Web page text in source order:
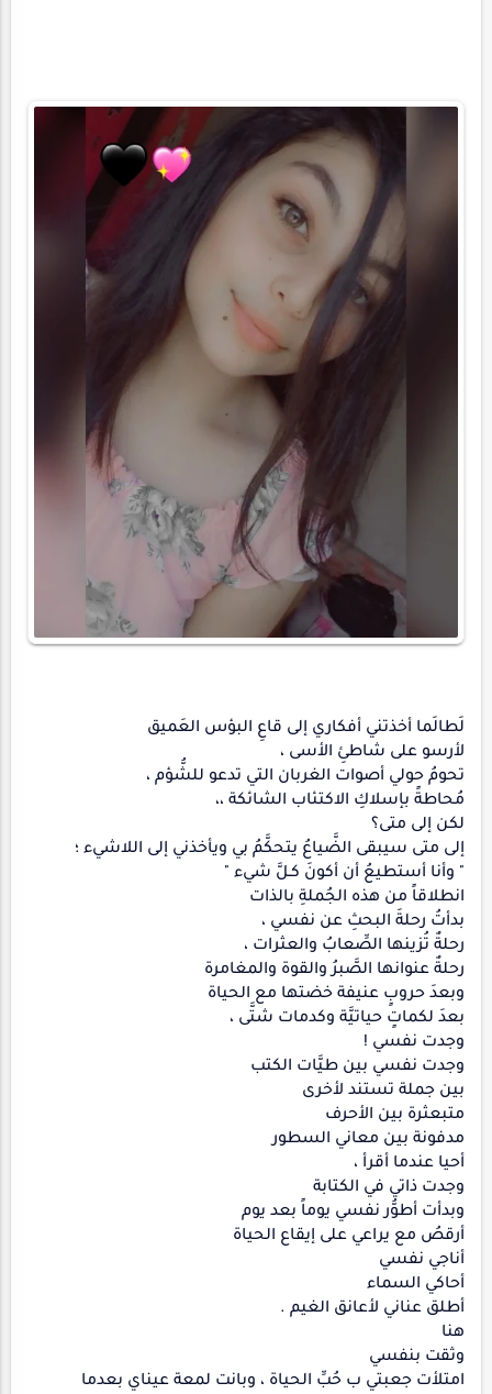
لَطالَما أخذتني أفكاري إلى قاعِ البؤس العَميق
لأرسو على شاطئِ الأسى ،
تحومُ حولي أصوات الغربان التي تدعو للشُّؤم ،
مُحاطةً بإسلاكِ الاكتئاب الشائكة ،،
لكن إلى متى؟
إلى متى سيبقى الضَّياعُ يتحكَّمُ بي ويأخذني إلى اللاشيء ؛
" وأنا أستطيعُ أن أكونَ كـلَّ شيء "
انطلاقاً من هذه الجُملةِ بالذات
بدأتُ رحلةَ البحثِ عن نفسي ،
رحلةٌ تُزينها الصِّعابُ والعثرات ،
رحلةٌ عنوانها الصَّبرُ والقوة والمغامرة
وبعدَ حروبٍ عنيفة خضتها مع الحياة
بعدَ لكماتٍ حياتيَّة وكدمات شتَّى ،
وجدت نفسي !
وجدت نفسي بين طيَّات الكتب
بين جملة تستند لأخرى
متبعثرة بين الأحرف
مدفونة بين معاني السطور
أحيا عندما أقرأ ،
وجدت ذاتي في الكتابة
وبدأت أطوُّر نفسي يوماً بعد يوم
أرقصُ مع يراعي على إيقاع الحياة
أناجي نفسي
أحاكي السماء
أطلق عناني لأعانق الغيم .
هنا
وثقت بنفسي
امتلأت جعبتي ب حُبِّ الحياة ، وبانت لمعة عيناي بعدما